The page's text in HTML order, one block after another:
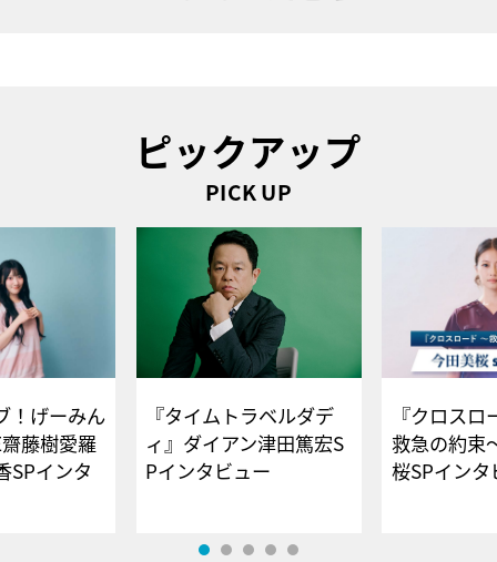
ピックアップ
PICK UP
！げーみん
藤樹愛羅
SPインタ
『タイムトラベルダデ
ィ』ダイアン津田篤宏S
Pインタビュー
『クロス
救急の約束
桜SPイ